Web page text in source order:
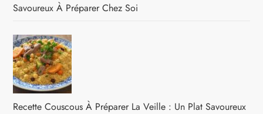
Savoureux À Préparer Chez Soi
Recette Couscous À Préparer La Veille : Un Plat Savoureux